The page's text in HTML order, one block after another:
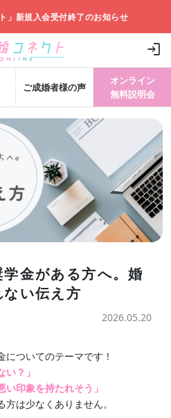
」新規入会受付終了のお知らせ
login
ご成婚者様の声
オンライン
無料説明会
金がある方へ。婚
い伝え方
2026.05.20
ついてのテーマです！
い？」
い印象を持たれそう」
は少なくありません。